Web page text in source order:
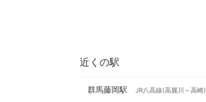
近くの駅
群馬藤岡駅 JR八高線(高麗川～高崎)